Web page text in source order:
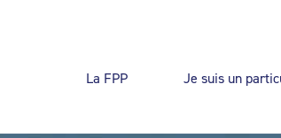
La FPP Je suis un